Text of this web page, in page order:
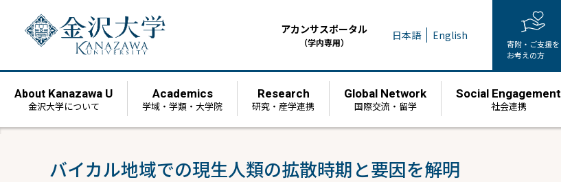
アカンサスポータル
（学内専用） 日本語 English
寄附・ご支援を
お考えの方
About Kanazawa U
金沢大学について
Academics
学域・学類・大学院
Research
研究・産学連携
Global Network
国際交流・留学
Social Engagement
社会連携
バイカル地域での現生人類の拡散時期と要因を解明